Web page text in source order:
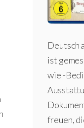
Deutsch
ist
wie -
freuen,